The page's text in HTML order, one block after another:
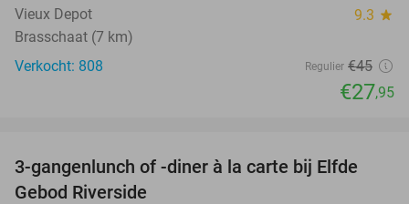
Vieux Depot 9.3 star
Brasschaat (7 km)
Verkocht: 808
Regulier €45
€27,95
41%
3-gangenlunch of -diner à la carte bij Elfde
Gebod Riverside